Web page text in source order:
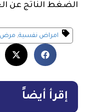
الضغط الناتج عن
امراض نفسية, مرض
إقرأ أيضاً